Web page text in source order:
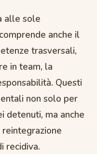
alle sole
anche il
trasversali,
in team, la
Questi
non solo per
detenuti, ma anche
recidiva.